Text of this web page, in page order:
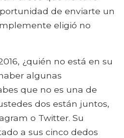
de enviarte un
eligió no
¿quién no está en su
algunas
que no es una de
dos están juntos,
o Twitter. Su
a sus cinco dedos